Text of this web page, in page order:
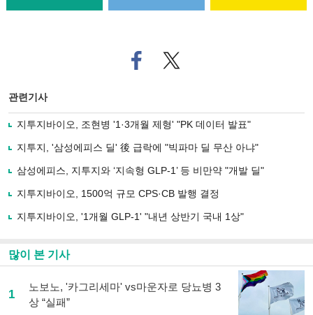
페
이
로
기
사
유
기
트위
터로
관련기사
지투지바이오, 조현병 '1·3개월 제형' "PK 데이터 발표"
지투지, '삼성에피스 딜' 後 급락에 "빅파마 딜 무산 아냐"
삼성에피스, 지투지와 ‘지속형 GLP-1’ 등 비만약 "개발 딜"
지투지바이오, 1500억 규모 CPS·CB 발행 결정
지투지바이오, '1개월 GLP-1' "내년 상반기 국내 1상"
많이 본 기사
1
노보노, '카그리세마' vs마운자로 당뇨병 3
상 “실패”